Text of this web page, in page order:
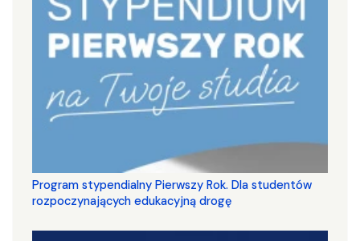
Program stypendialny Pierwszy Rok. Dla studentów
rozpoczynających edukacyjną drogę